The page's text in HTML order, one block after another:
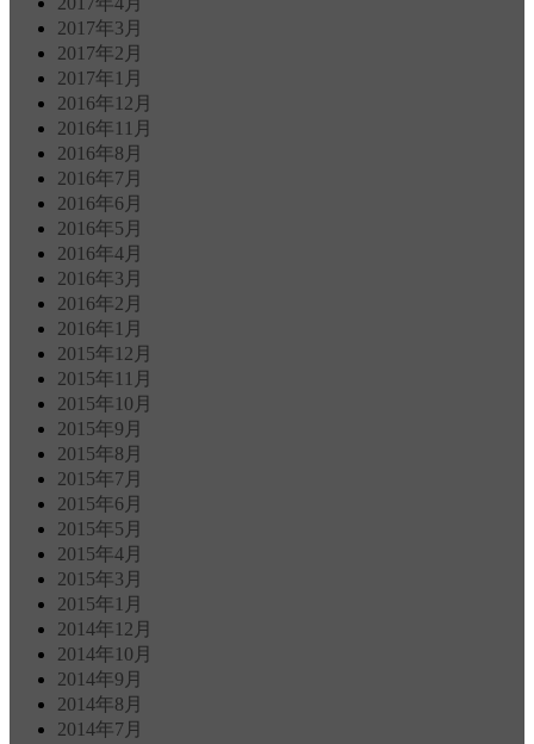
2017年3月
2017年2月
2017年1月
2016年12月
2016年11月
2016年8月
2016年7月
2016年6月
2016年5月
2016年4月
2016年3月
2016年2月
2016年1月
2015年12月
2015年11月
2015年10月
2015年9月
2015年8月
2015年7月
2015年6月
2015年5月
2015年4月
2015年3月
2015年1月
2014年12月
2014年10月
2014年9月
2014年8月
2014年7月